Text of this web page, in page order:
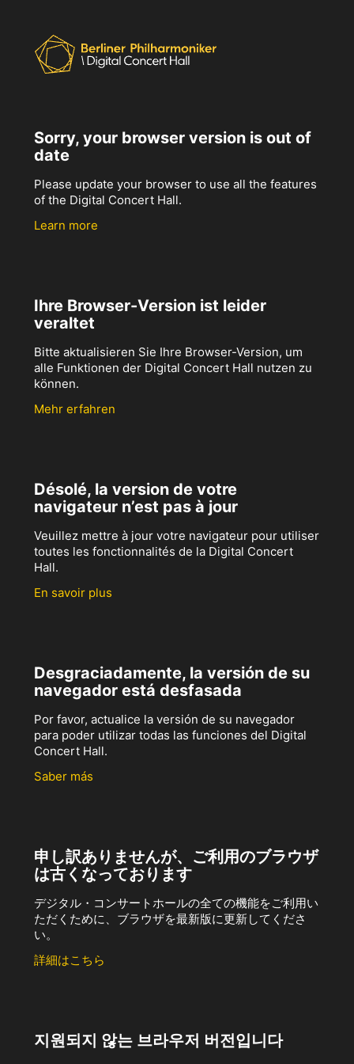
Sorry, your browser version is out of
date
Please update your browser to use all the features
of the Digital Concert Hall.
Learn more
Ihre Browser-Version ist leider
veraltet
Bitte aktualisieren Sie Ihre Browser-Version, um
alle Funktionen der Digital Concert Hall nutzen zu
können.
Mehr erfahren
Désolé, la version de votre
navigateur n’est pas à jour
Veuillez mettre à jour votre navigateur pour utiliser
toutes les fonctionnalités de la Digital Concert
Hall.
En savoir plus
Desgraciadamente, la versión de su
navegador está desfasada
Por favor, actualice la versión de su navegador
para poder utilizar todas las funciones del Digital
Concert Hall.
Saber más
申し訳ありませんが、ご利用のブラウザ
は古くなっております
デジタル・コンサートホールの全ての機能をご利用い
ただくために、ブラウザを最新版に更新してくださ
い。
詳細はこちら
지원되지 않는 브라우저 버전입니다